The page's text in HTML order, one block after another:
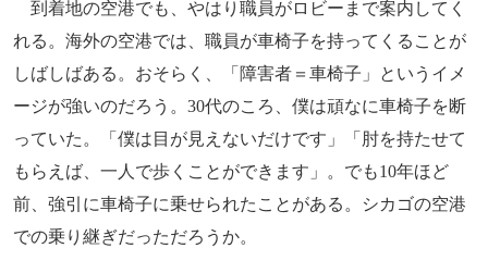
到着地の空港でも、やはり職員がロビーまで案内してく
れる。海外の空港では、職員が車椅子を持ってくることが
しばしばある。おそらく、「障害者＝車椅子」というイメ
ージが強いのだろう。30代のころ、僕は頑なに車椅子を断
っていた。「僕は目が見えないだけです」「肘を持たせて
もらえば、一人で歩くことができます」。でも10年ほど
前、強引に車椅子に乗せられたことがある。シカゴの空港
での乗り継ぎだっただろうか。